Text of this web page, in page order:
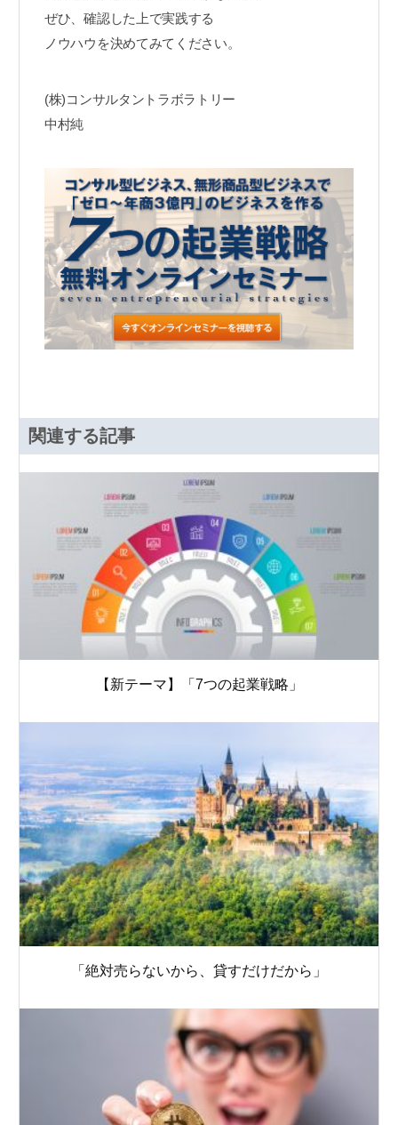
ぜひ、確認した上で実践する
ノウハウを決めてみてください。
(株)コンサルタントラボラトリー
中村純
関連する記事
【新テーマ】「7つの起業戦略」
「絶対売らないから、貸すだけだから」